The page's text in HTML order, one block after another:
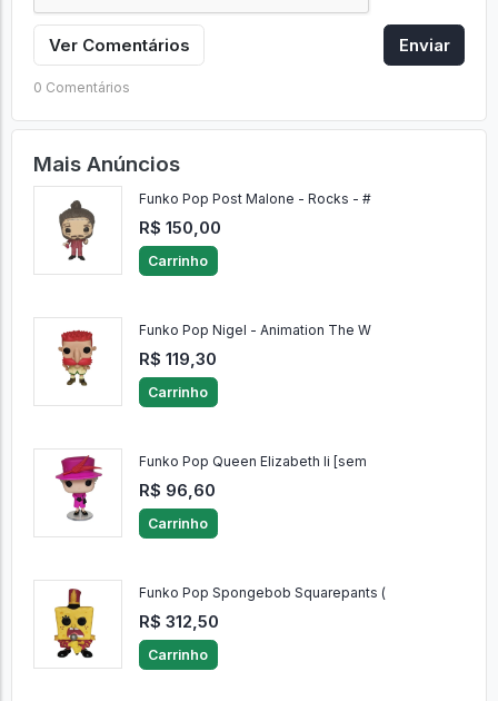
Ver Comentários Enviar
0 Comentários
Mais Anúncios
Funko Pop Post Malone - Rocks - #
R$ 150,00
Carrinho
Funko Pop Nigel - Animation The W
R$ 119,30
Carrinho
Funko Pop Queen Elizabeth Ii [sem
R$ 96,60
Carrinho
Funko Pop Spongebob Squarepants (
R$ 312,50
Carrinho